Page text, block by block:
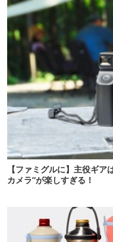
【ファミグルに】主役ギ
カメラ”が楽しすぎる！